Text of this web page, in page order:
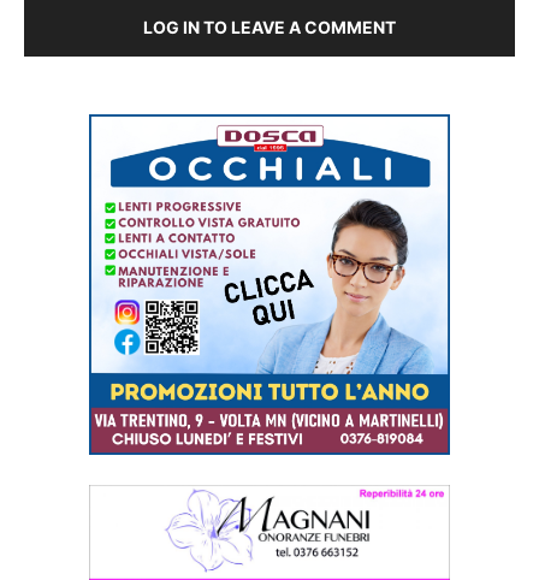
LOG IN TO LEAVE A COMMENT